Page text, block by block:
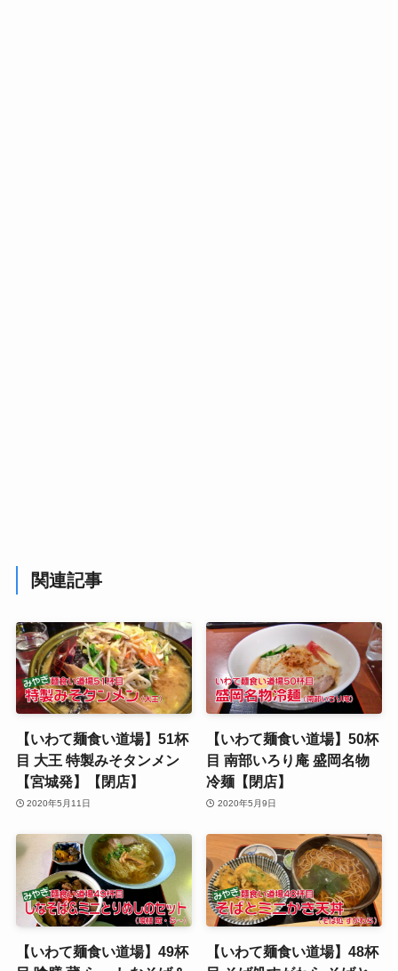
関連記事
【いわて麺食い道場】51杯
目 大王 特製みそタンメン
【宮城発】【閉店】
2020年5月11日
【いわて麺食い道場】50杯
目 南部いろり庵 盛岡名物
冷麺【閉店】
2020年5月9日
【いわて麺食い道場】49杯
【いわて麺食い道場】48杯